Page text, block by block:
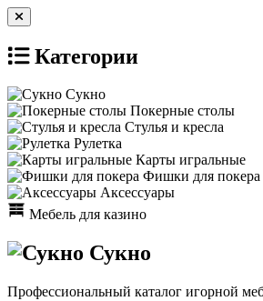
Категории
Сукно
Покерные столы
Стулья и кресла
Рулетка
Карты игральные
Фишки для покера
Аксессуары
Мебель для казино
Сукно
Профессиональный каталог игорной